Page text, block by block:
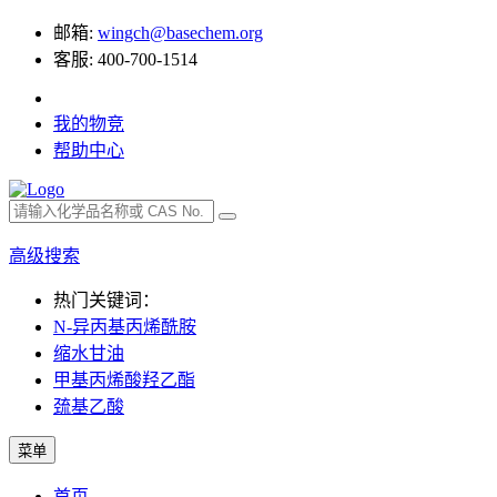
邮箱: wingch@basechem.org
客服: 400-700-1514
我的物竞
帮助中心
高级搜索
热门关键词：
N-异丙基丙烯酰胺
缩水甘油
甲基丙烯酸羟乙酯
巯基乙酸
菜单